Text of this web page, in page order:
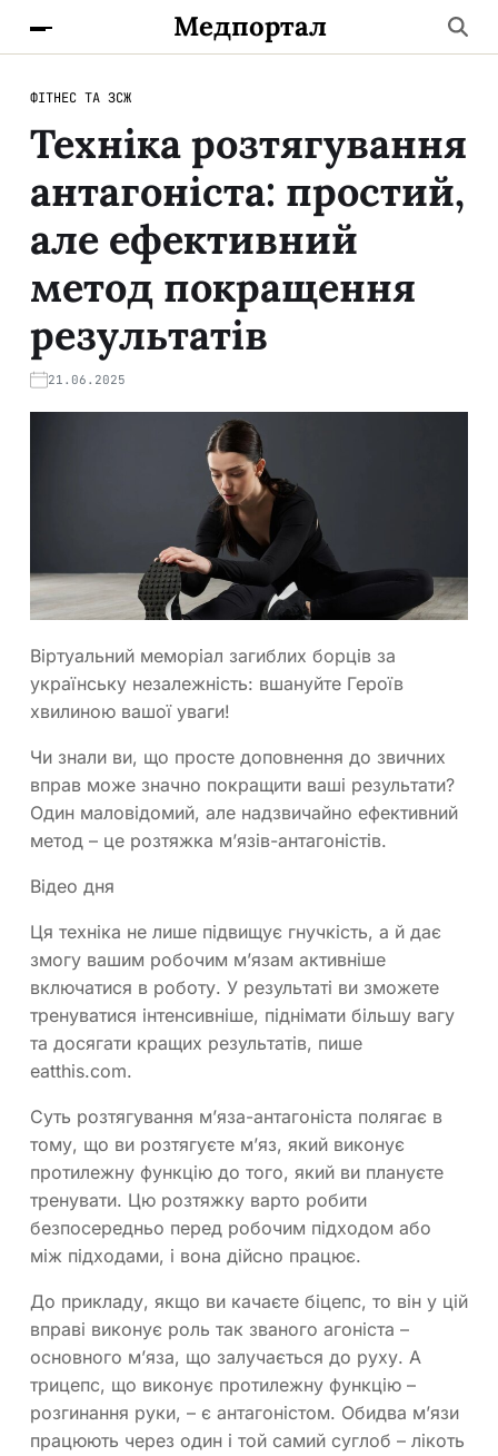
Медпортал
ФІТНЕС ТА ЗСЖ
Техніка розтягування
антагоніста: простий,
але ефективний
метод покращення
результатів
21.06.2025
Віртуальний меморіал загиблих борців за
українську незалежність: вшануйте Героїв
хвилиною вашої уваги!
Чи знали ви, що просте доповнення до звичних
вправ може значно покращити ваші результати?
Один маловідомий, але надзвичайно ефективний
метод – це розтяжка м’язів-антагоністів.
Відео дня
Ця техніка не лише підвищує гнучкість, а й дає
змогу вашим робочим м’язам активніше
включатися в роботу. У результаті ви зможете
тренуватися інтенсивніше, піднімати більшу вагу
та досягати кращих результатів, пише
eatthis.com.
Суть розтягування м’яза-антагоніста полягає в
тому, що ви розтягуєте м’яз, який виконує
протилежну функцію до того, який ви плануєте
тренувати. Цю розтяжку варто робити
безпосередньо перед робочим підходом або
між підходами, і вона дійсно працює.
До прикладу, якщо ви качаєте біцепс, то він у цій
вправі виконує роль так званого агоніста –
основного м’яза, що залучається до руху. А
трицепс, що виконує протилежну функцію –
розгинання руки, – є антагоністом. Обидва м’язи
працюють через один і той самий суглоб – лікоть